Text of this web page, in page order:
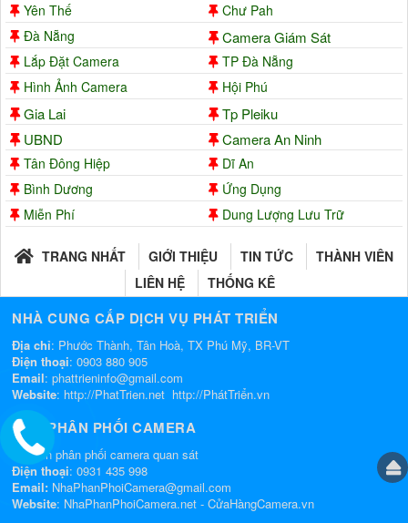
Yên Thế
Chư Pah
Đà Nẵng
Camera Giám Sát
Lắp Đặt Camera
TP Đà Nẵng
Hình Ảnh Camera
Hội Phú
Gia Lai
Tp Pleiku
UBND
Camera An Ninh
Tân Đông Hiệp
Dĩ An
Bình Dương
Ứng Dụng
Miễn Phí
Dung Lượng Lưu Trữ
TRANG NHẤT GIỚI THIỆU TIN TỨC
THÀNH VIÊN
LIÊN HỆ
THỐNG KÊ
NHÀ CUNG CẤP DỊCH VỤ PHÁT TRIỂN
Địa chỉ: Phước Thành, Tân Hoà, TX Phú Mỹ, BR-VT
Điện thoại: 0903 880 905
Email: phattrieninfo@gmail.com
Website: http://PhatTrien.net http://PhátTriển.vn
NHÀ PHÂN PHỐI CAMERA
Chuyên phân phối camera quan sát
Điện thoại: 0931 435 998
Email: NhaPhanPhoiCamera@gmail.com
Website: NhaPhanPhoiCamera.net - CửaHàngCamera.vn